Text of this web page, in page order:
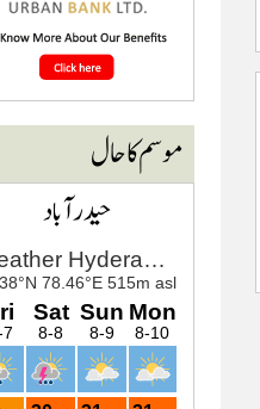
موسم کا حال
حیدرآباد